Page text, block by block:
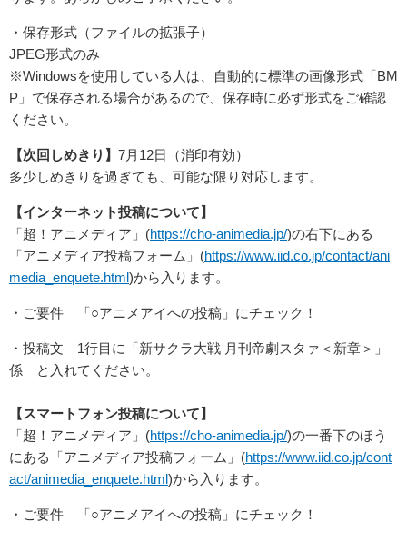
・保存形式（ファイルの拡張子）
JPEG形式のみ
※Windowsを使用している人は、自動的に標準の画像形式「BM
P」で保存される場合があるので、保存時に必ず形式をご確認
ください。
【次回しめきり】 7月12日（消印有効）
多少しめきりを過ぎても、可能な限り対応します。
【インターネット投稿について】
「超！アニメディア」(https://cho-animedia.jp/)の右下にある
「アニメディア投稿フォーム」(https://www.iid.co.jp/contact/ani
media_enquete.html)から入ります。
・ご要件 「○アニメアイへの投稿」にチェック！
・投稿文 1行目に「新サクラ大戦 月刊帝劇スタァ＜新章＞」
係 と入れてください。
【スマートフォン投稿について】
「超！アニメディア」(https://cho-animedia.jp/)の一番下のほう
にある「アニメディア投稿フォーム」(https://www.iid.co.jp/cont
act/animedia_enquete.html)から入ります。
・ご要件 「○アニメアイへの投稿」にチェック！